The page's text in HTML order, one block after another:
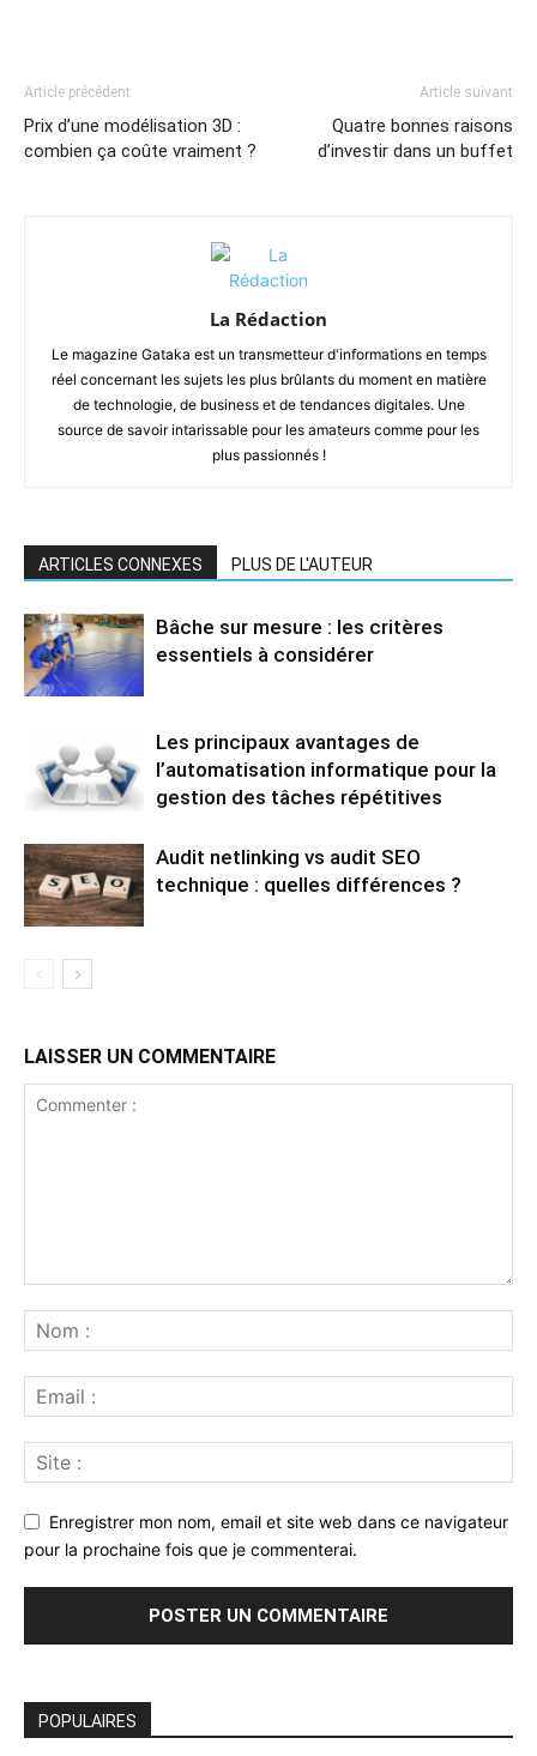
Article précédent
Prix d’une modélisation 3D :
combien ça coûte vraiment ?
Article suivant
Quatre bonnes raisons
d’investir dans un buffet
La Rédaction
Le magazine Gataka est un transmetteur d'informations en temps
réel concernant les sujets les plus brûlants du moment en matière
de technologie, de business et de tendances digitales. Une
source de savoir intarissable pour les amateurs comme pour les
plus passionnés !
ARTICLES CONNEXES PLUS DE L'AUTEUR
Bâche sur mesure : les critères
essentiels à considérer
Les principaux avantages de
l’automatisation informatique pour la
gestion des tâches répétitives
Audit netlinking vs audit SEO
technique : quelles différences ?
LAISSER UN COMMENTAIRE
Enregistrer mon nom, email et site web dans ce navigateur
pour la prochaine fois que je commenterai.
POPULAIRES